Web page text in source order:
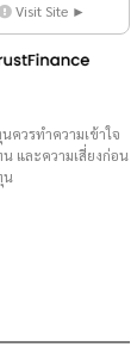
Visit Site ►
ควรทำความเข้าใจ
และความเสี่ยงก่อน
น